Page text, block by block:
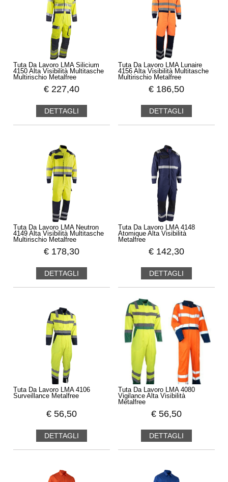
Tuta Da Lavoro LMA Silicium
4150 Alta Visibilità Multitasche
Multirischio Metalfree
€ 227,40
DETTAGLI
Tuta Da Lavoro LMA Lunaire
4156 Alta Visibilità Multitasche
Multirischio Metalfree
€ 186,50
DETTAGLI
Tuta Da Lavoro LMA Neutron
4149 Alta Visibilità Multitasche
Multirischio Metalfree
€ 178,30
DETTAGLI
Tuta Da Lavoro LMA 4148
Atomique Alta Visibilità
Metalfree
€ 142,30
DETTAGLI
Tuta Da Lavoro LMA 4106
Surveillance Metalfree
€ 56,50
DETTAGLI
Tuta Da Lavoro LMA 4080
Vigilance Alta Visibilità
Metalfree
€ 56,50
DETTAGLI